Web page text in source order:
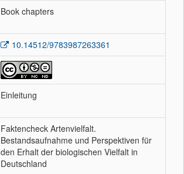
Book chapters
10.14512/9783987263361
Einleitung
Faktencheck Artenvielfalt.
Bestandsaufnahme und Perspektiven für
den Erhalt der biologischen Vielfalt in
Deutschland